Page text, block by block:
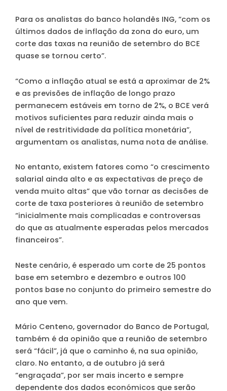
Para os analistas do banco holandês ING, “com os
últimos dados de inflação da zona do euro, um
corte das taxas na reunião de setembro do BCE
quase se tornou certo”.
“Como a inflação atual se está a aproximar de 2%
e as previsões de inflação de longo prazo
permanecem estáveis em torno de 2%, o BCE verá
motivos suficientes para reduzir ainda mais o
nível de restritividade da política monetária”,
argumentam os analistas, numa nota de análise.
No entanto, existem fatores como “o crescimento
salarial ainda alto e as expectativas de preço de
venda muito altas” que vão tornar as decisões de
corte de taxa posteriores à reunião de setembro
“inicialmente mais complicadas e controversas
do que as atualmente esperadas pelos mercados
financeiros”.
Neste cenário, é esperado um corte de 25 pontos
base em setembro e dezembro e outros 100
pontos base no conjunto do primeiro semestre do
ano que vem.
Mário Centeno, governador do Banco de Portugal,
também é da opinião que a reunião de setembro
será “fácil”, já que o caminho é, na sua opinião,
claro. No entanto, a de outubro já será
“engraçada”, por ser mais incerto e sempre
dependente dos dados económicos que serão